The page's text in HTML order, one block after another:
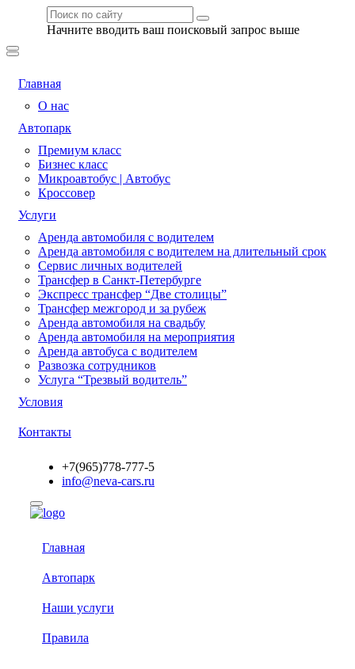
Начните вводить ваш поисковый запрос выше
Главная
О нас
Автопарк
Премиум класс
Бизнес класс
Микроавтобус | Автобус
Кроссовер
Услуги
Аренда автомобиля с водителем
Аренда автомобиля с водителем на длительный срок
Сервис личных водителей
Трансфер в Санкт-Петербурге
Экспресс трансфер “Две столицы”
Трансфер межгород и за рубеж
Аренда автомобиля на свадьбу
Аренда автомобиля на мероприятия
Аренда автобуса с водителем
Развозка сотрудников
Услуга “Трезвый водитель”
Условия
Контакты
+7(965)778-777-5
info@neva-cars.ru
Главная
Автопарк
Наши услуги
Правила